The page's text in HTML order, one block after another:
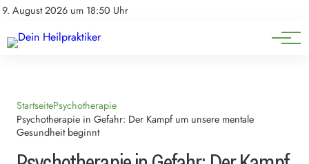
9. August 2026 um 18:50 Uhr
Impressum
Natürliche Medizin
Heilpflanzen & Kräuterkunde
StartseitePsychotherapie
Psychotherapie in Gefahr: Der Kampf um unsere mentale
Gesundheit beginnt